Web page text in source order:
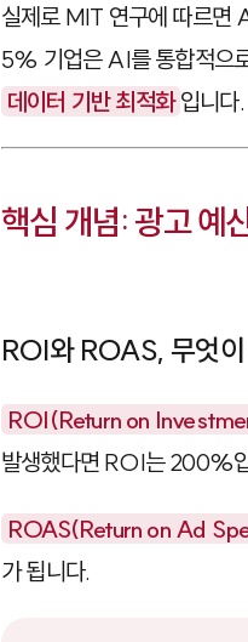
실제로 MIT 연구에 따르면
5% 기업은 AI를 통합적으
데이터 기반 최적화 입니다.
핵심 개념: 광고 예
ROI와 ROAS, 무엇
ROI(Return on
발생했다면 ROI는 200%
ROAS(Return on Ad
가 됩니다.